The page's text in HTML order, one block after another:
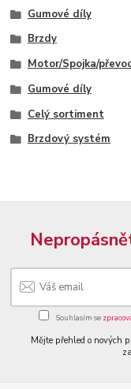
Gumové díly
Brzdy
Motor/Spojka/
Gumové díly
Celý sortiment
Brzdový systém
Souhlasím se
Mějte přehled o nových